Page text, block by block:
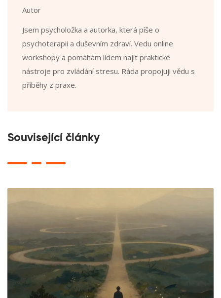
Autor
Jsem psycholožka a autorka, která píše o
psychoterapii a duševním zdraví. Vedu online
workshopy a pomáhám lidem najít praktické
nástroje pro zvládání stresu. Ráda propojuji vědu s
příběhy z praxe.
Související články